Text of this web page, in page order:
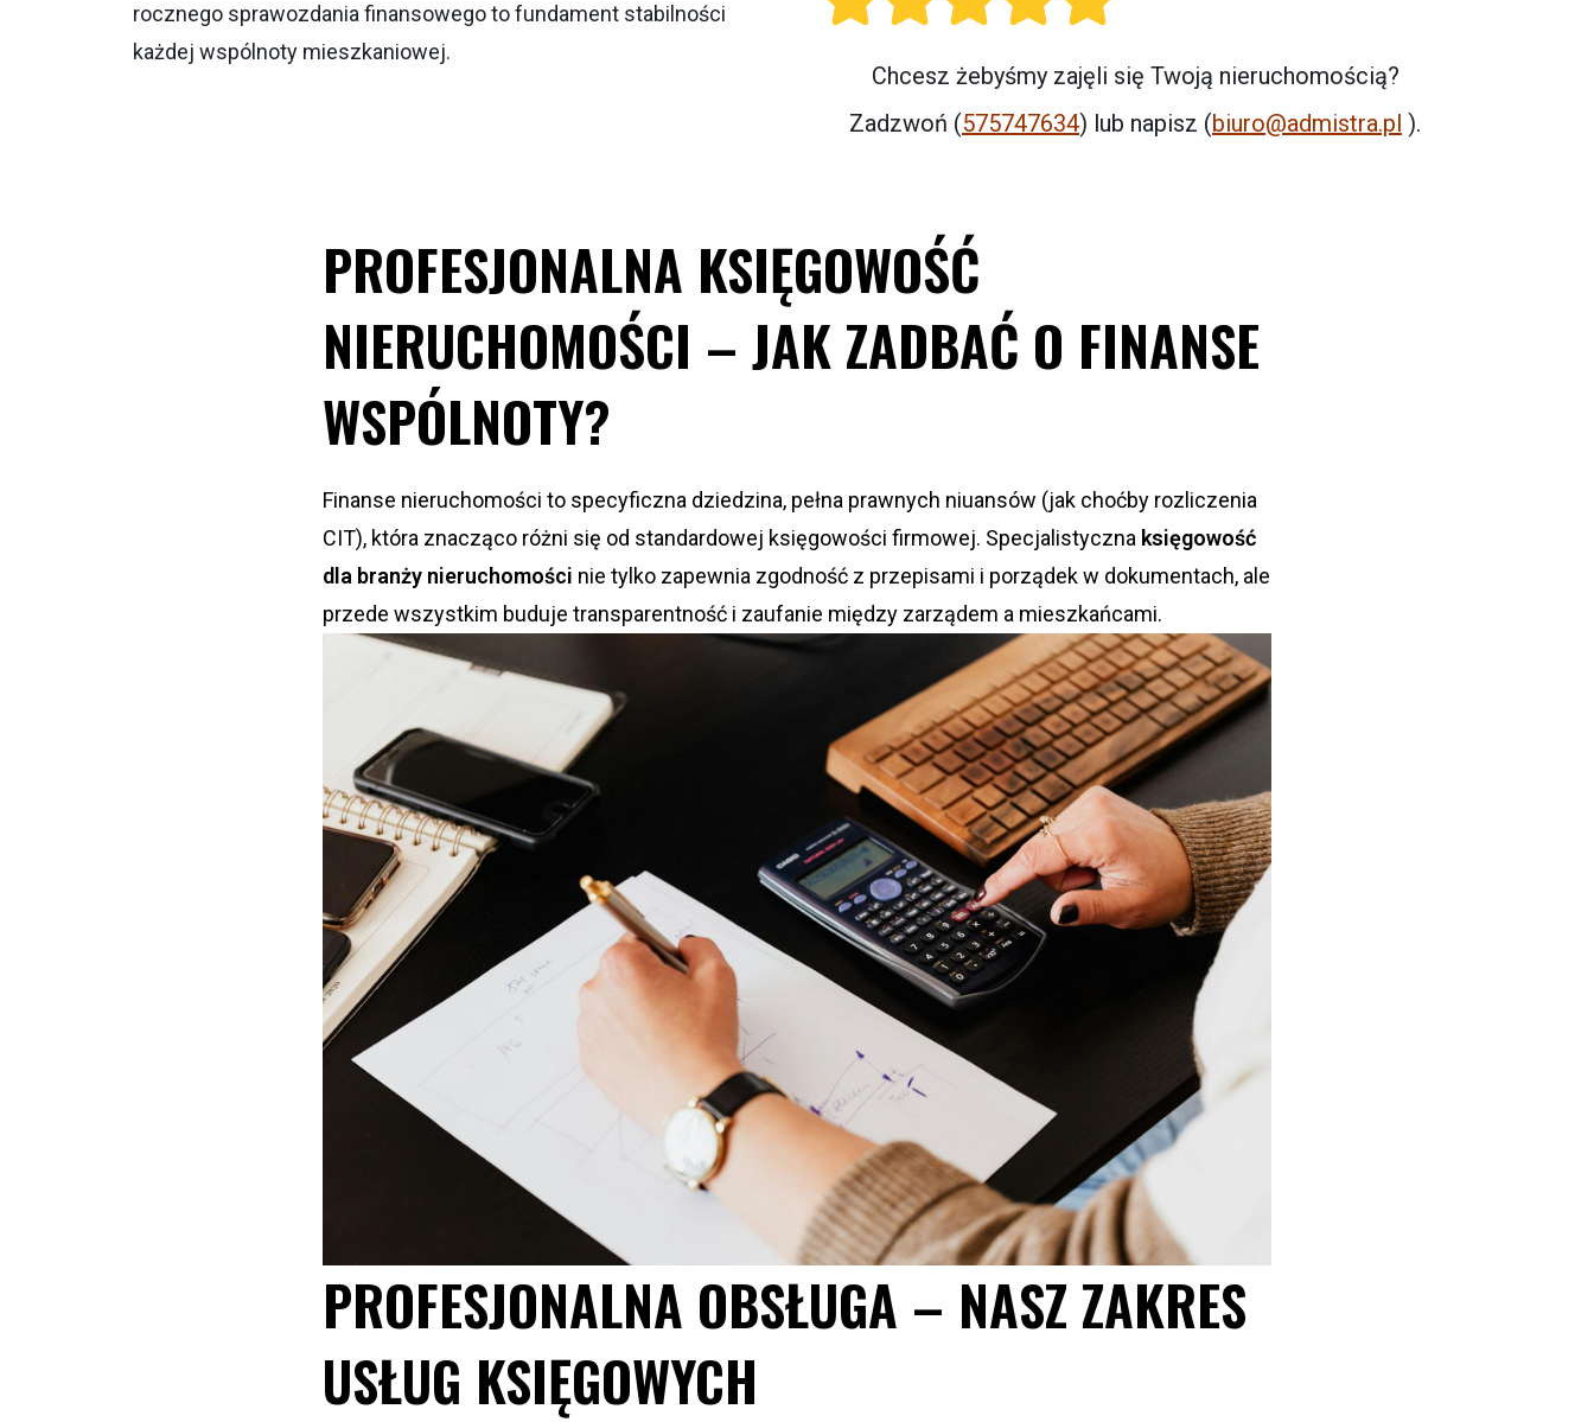
rocznego sprawozdania finansowego to fundament stabilności
każdej wspólnoty mieszkaniowej.
Chcesz żebyśmy zajęli się Twoją nieruchomością?
Zadzwoń (575747634) lub napisz (biuro@admistra.pl ).
PROFESJONALNA KSIĘGOWOŚĆ
NIERUCHOMOŚCI – JAK ZADBAĆ O FINANSE
WSPÓLNOTY?
Finanse nieruchomości to specyficzna dziedzina, pełna prawnych niuansów (jak choćby rozliczenia
CIT), która znacząco różni się od standardowej księgowości firmowej. Specjalistyczna księgowość
dla branży nieruchomości nie tylko zapewnia zgodność z przepisami i porządek w dokumentach, ale
przede wszystkim buduje transparentność i zaufanie między zarządem a mieszkańcami.
PROFESJONALNA OBSŁUGA – NASZ ZAKRES
USŁUG KSIĘGOWYCH